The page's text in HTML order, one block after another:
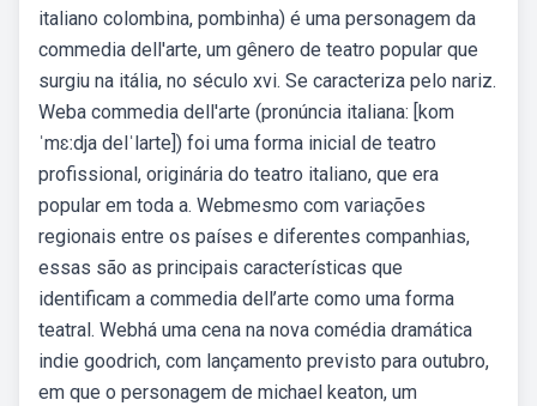
italiano colombina, pombinha) é uma personagem da
commedia dell'arte, um gênero de teatro popular que
surgiu na itália, no século xvi. Se caracteriza pelo nariz.
Weba commedia dell'arte (pronúncia italiana: [kom
ˈmɛːdja delˈlarte]) foi uma forma inicial de teatro
profissional, originária do teatro italiano, que era
popular em toda a. Webmesmo com variações
regionais entre os países e diferentes companhias,
essas são as principais características que
identificam a commedia dell’arte como uma forma
teatral. Webhá uma cena na nova comédia dramática
indie goodrich, com lançamento previsto para outubro,
em que o personagem de michael keaton, um